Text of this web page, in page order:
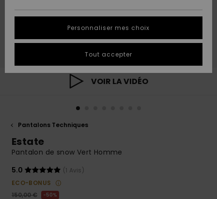
A
Découvrir
A
Découvrir
tailles
conversation
pour
plus rapide
à votre
question.
une
conversation
Trouvez
QUIKSILVER
VOIR LA VIDÉO
Pantalons Techniques
Estate
Pantalon de snow Vert Homme
5.0
(1 Avis)
ECO-BONUS
150,00 €
50%
Personnaliser mes choix
Tout accepter